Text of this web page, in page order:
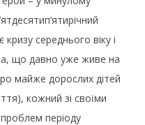
середнього віку і
що давно уже живе на
майже дорослих дітей
кожний зі своїми
періоду